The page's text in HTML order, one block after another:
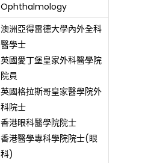
Ophthalmology
澳洲亞得雷德大學內外全科
醫學士
英國愛丁堡皇家外科醫學院
院員
英國格拉斯哥皇家醫學院外
科院士
香港眼科醫學院院士
香港醫學專科學院院士(眼
科)